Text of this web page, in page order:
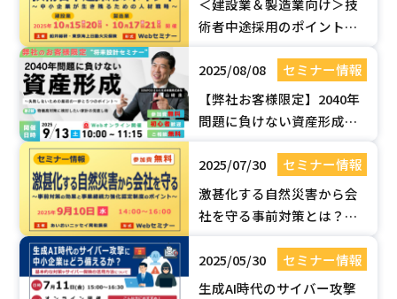
＜建設業＆製造業向け＞技
術者中途採用のポイント！
人材戦略【無料Webセミ
ナー】
2025/08/08
セミナー情報
【弊社お客様限定】2040年
問題に負けない資産形成セ
初の一歩と５つのポイント
2025/07/30
セミナー情報
激甚化する自然災害から会
社を守る事前対策とは？事
イント【無料Webセミ
ナー】
2025/05/30
セミナー情報
生成AI時代のサイバー攻撃